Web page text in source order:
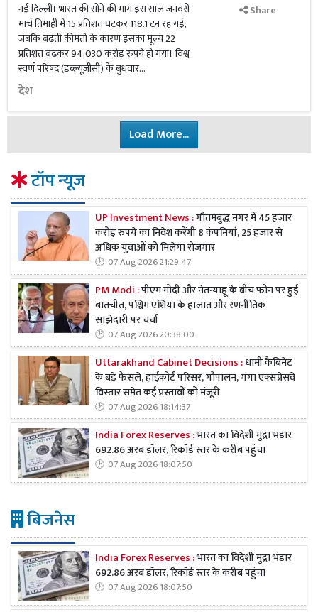
नई दिल्ली। भारत की सोने की मांग इस साल जनवरी-
मार्च तिमाही में 15 प्रतिशत घटकर 118.1 टन रह गई,
जबकि बढ़ती कीमतों के कारण इसका मूल्य 22
प्रतिशत बढ़कर 94,030 करोड़ रुपये हो गया। विश्व
स्वर्ण परिषद (डब्ल्यूजीसी) के बुधवार...
देश
Share
Load More...
टॉप न्यूज
UP Investment News :गौतमबुद्ध नगर में 45 हजार
करोड़ रुपये का निवेश करेंगी 8 कंपनियां, 25 हजार से
अधिक युवाओं को मिलेगा रोजगार
07 Aug 2026 21:29:47
PM Modi :पीएम मोदी और नेतन्याहू के बीच फोन पर हुई
बातचीत, पश्चिम एशिया के हालात और रणनीतिक
साझेदारी पर चर्चा
07 Aug 2026 20:38:00
Uttarakhand Cabinet Decisions :धामी कैबिनेट
के बड़े फैसले, हाईकोर्ट परिसर, गौपालन, गंगा एक्सप्रेसवे
विस्तार समेत कई प्रस्तावों को मंजूरी
07 Aug 2026 18:14:37
India Forex Reserves :भारत का विदेशी मुद्रा भंडार
692.86 अरब डॉलर, रिकॉर्ड स्तर के करीब पहुंचा
07 Aug 2026 18:07:50
बिजनेस
India Forex Reserves :भारत का विदेशी मुद्रा भंडार
692.86 अरब डॉलर, रिकॉर्ड स्तर के करीब पहुंचा
07 Aug 2026 18:07:50